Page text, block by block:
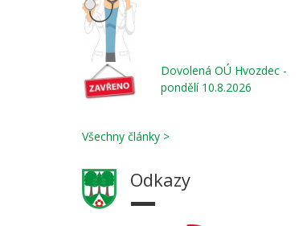
Dovolená OÚ Hvozdec -
pondělí 10.8.2026
Všechny články >
Odkazy